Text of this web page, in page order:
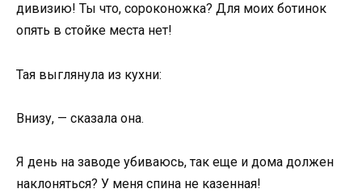
дивизию! Ты что, сороконожка? Для моих ботинок
опять в стойке места нет!
Тая выглянула из кухни:
Внизу, — сказала она.
Я день на заводе убиваюсь, так еще и дома должен
наклоняться? У меня спина не казенная!